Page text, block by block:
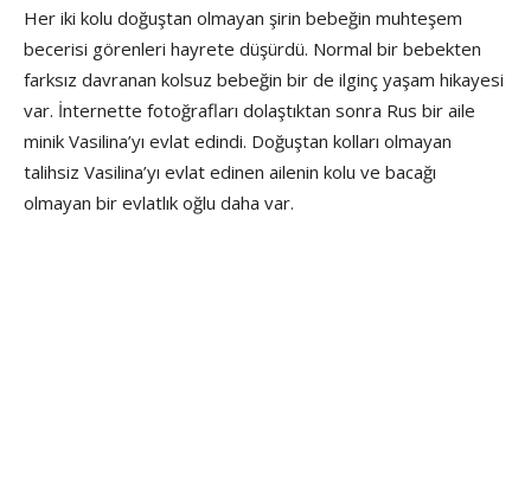
Her iki kolu doğuştan olmayan şirin bebeğin muhteşem
becerisi görenleri hayrete düşürdü. Normal bir bebekten
farksız davranan kolsuz bebeğin bir de ilginç yaşam hikayesi
var. İnternette fotoğrafları dolaştıktan sonra Rus bir aile
minik Vasilina’yı evlat edindi. Doğuştan kolları olmayan
talihsiz Vasilina’yı evlat edinen ailenin kolu ve bacağı
olmayan bir evlatlık oğlu daha var.